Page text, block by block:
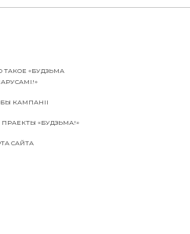
ТАКОЕ «БУДЗЬМА
КАМПАНІІ
ПРАЕКТЫ «БУДЗЬМА!»
САЙТА